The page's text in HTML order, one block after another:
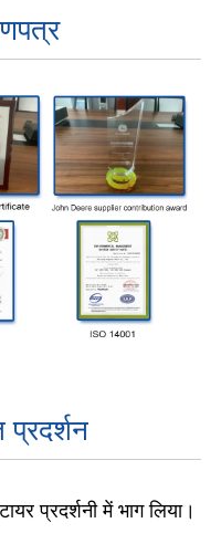
प्रदर्शन
प्रदर्शनी में भाग लिया।